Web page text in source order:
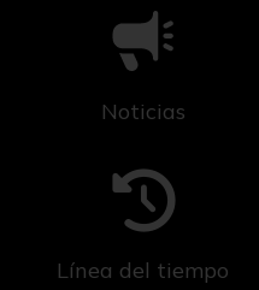
Noticias
Línea del tiempo